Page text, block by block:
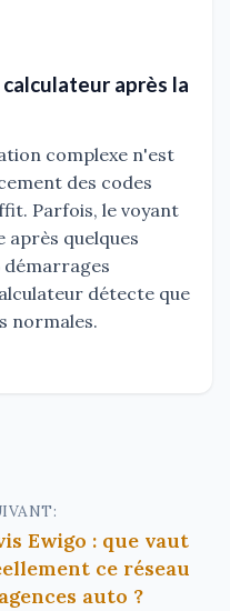
après la
complexe n'est
des codes
Parfois, le voyant
après quelques
démarrages
détecte que
normales.
Ewigo : que vaut
ce réseau
auto ?